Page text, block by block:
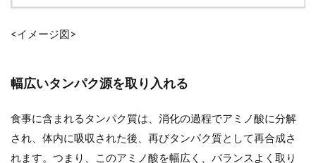
<イメージ図>
幅広いタンパク源を取り入れる
食事に含まれるタンパク質は、消化の過程でアミノ酸に分解
され、体内に吸収された後、再びタンパク質として再合成さ
れます。つまり、このアミノ酸を幅広く、バランスよく取り